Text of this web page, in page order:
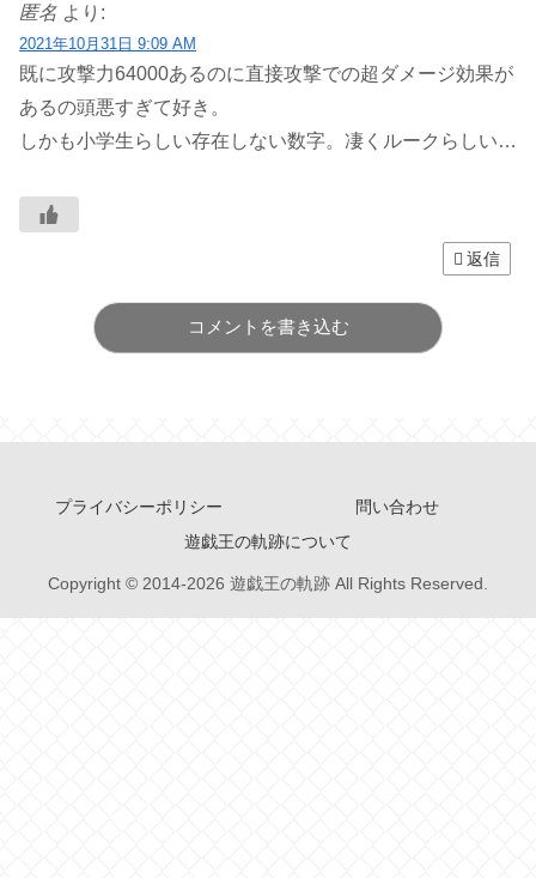
匿名 より:
2021年10月31日 9:09 AM
既に攻撃力64000あるのに直接攻撃での超ダメージ効果が
あるの頭悪すぎて好き。
しかも小学生らしい存在しない数字。凄くルークらしい…
返信
コメントを書き込む
プライバシーポリシー
問い合わせ
遊戯王の軌跡について
Copyright © 2014-2026 遊戯王の軌跡 All Rights Reserved.